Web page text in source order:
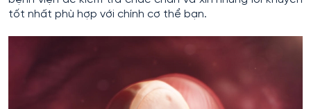
tốt nhất phù hợp với chính cơ thể bạn.